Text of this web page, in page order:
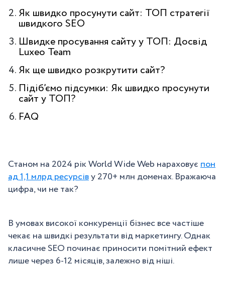
Як швидко просунути сайт: ТОП стратегії
швидкого SEO
Швидке просування сайту у ТОП: Досвід
Luxeo Team
Як ще швидко розкрутити сайт?
Підіб’ємо підсумки: Як швидко просунути
сайт у ТОП?
FAQ
Станом на 2024 рік World Wide Web нараховуєпон
ад 1,1 млрд ресурсіву 270+ млн доменах. Вражаюча
цифра, чи не так?
В умовах високої конкуренції бізнес все частіше
чекає на швидкі результати від маркетингу. Однак
класичне SEO починає приносити помітний ефект
лише через 6-12 місяців, залежно від ніші.